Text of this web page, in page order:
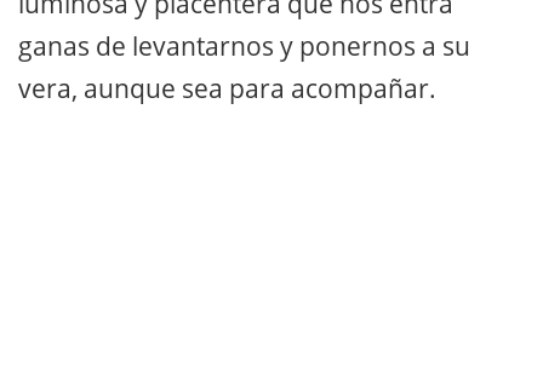
ganas de levantarnos y ponernos a su
vera, aunque sea para acompañar.